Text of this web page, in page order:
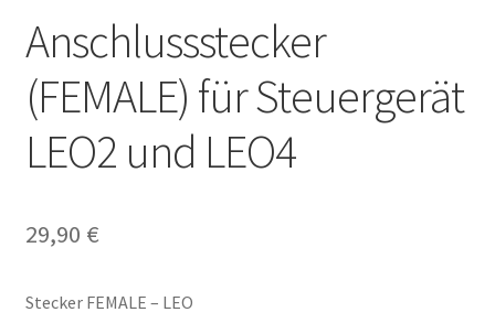
Werkstatt
Galerie
Kontakt
Anschlussstecker
(FEMALE) für Steuergerät
LEO2 und LEO4
29,90 €
Stecker FEMALE – LEO